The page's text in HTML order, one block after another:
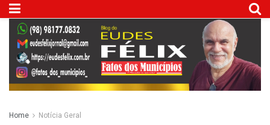
Home Notícia Geral